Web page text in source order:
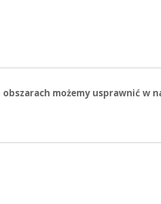
możemy usprawnić w